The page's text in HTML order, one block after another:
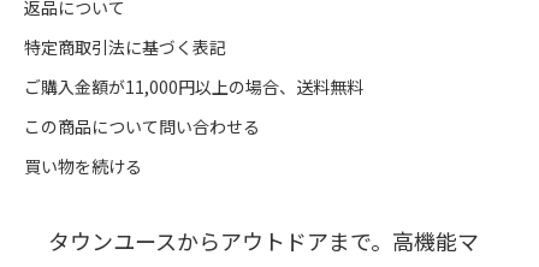
返品について
特定商取引法に基づく表記
ご購入金額が11,000円以上の場合、送料無料
この商品について問い合わせる
買い物を続ける
タウンユースからアウトドアまで。高機能マ